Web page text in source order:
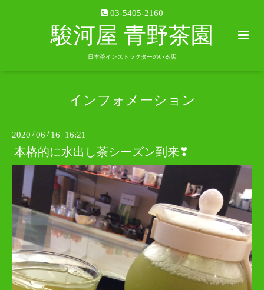
03-5405-2160
駿河屋 青野茶園
日本茶インストラクターのいる店
インフォメーション
2020 /06 / 16 16:21
本格的に水出し茶シーズン到来❣